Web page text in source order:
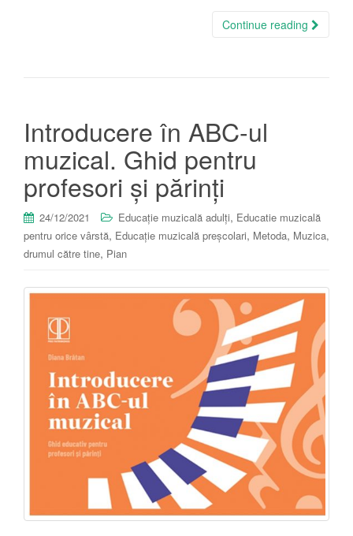
Continue reading
Introducere în ABC-ul
muzical. Ghid pentru
profesori și părinți
24/12/2021 Educație muzicală adulți, Educatie muzicală
pentru orice vârstă, Educație muzicală preșcolari, Metoda, Muzica,
drumul către tine, Pian